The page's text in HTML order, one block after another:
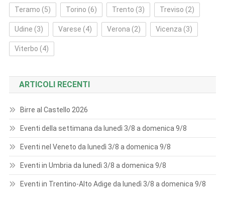
Teramo (5) Torino (6) Trento (3) Treviso (2)
Udine (3) Varese (4) Verona (2) Vicenza (3)
Viterbo (4)
ARTICOLI RECENTI
Birre al Castello 2026
Eventi della settimana da lunedì 3/8 a domenica 9/8
Eventi nel Veneto da lunedì 3/8 a domenica 9/8
Eventi in Umbria da lunedì 3/8 a domenica 9/8
Eventi in Trentino-Alto Adige da lunedì 3/8 a domenica 9/8